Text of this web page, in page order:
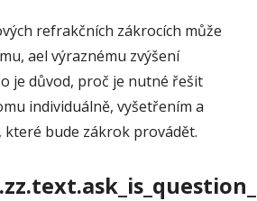
refrakčních zákrocích může
ael výraznému zvýšení
je důvod, proč je nutné řešit
individuálně, vyšetřením a
bude zákrok provádět.